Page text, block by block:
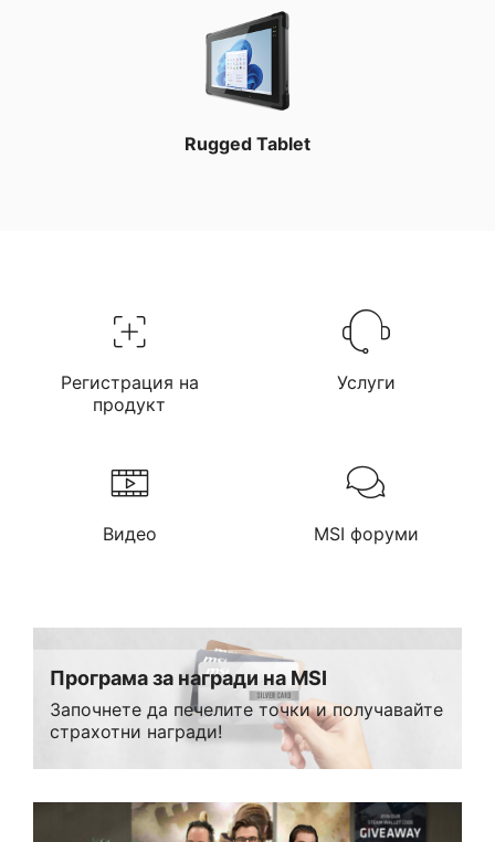
Rugged Tablet
Регистрация на
продукт
Услуги
Видео MSI форуми
Програма за награди на MSI
Започнете да печелите точки и получавайте
страхотни награди!